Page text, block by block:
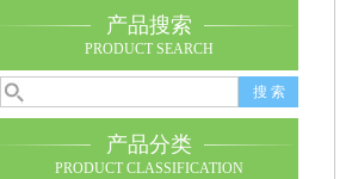
产品搜索
PRODUCT SEARCH
产品分类
PRODUCT CLASSIFICATION